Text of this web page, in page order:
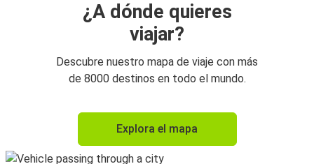
¿A dónde quieres
viajar?
Descubre nuestro mapa de viaje con más
de 8000 destinos en todo el mundo.
Explora el mapa